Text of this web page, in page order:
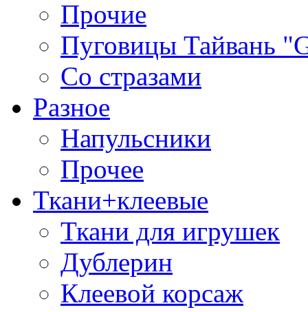
Прочие
Пуговицы Тайвань
Со стразами
Разное
Напульсники
Прочее
Ткани+клеевые
Ткани для игрушек
Дублерин
Клеевой корсаж